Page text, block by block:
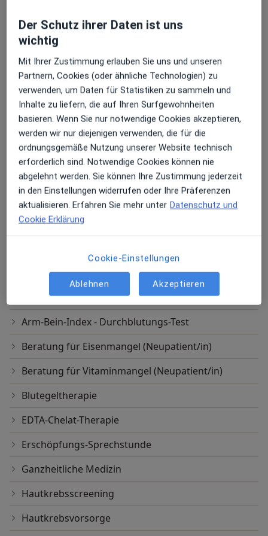
haben. Ich freue mich darauf, Sie persönlich
kennenzulernen und Ihnen auf Ihrem
Gesundheitsweg zu helfen.
Ihr Dr. med. Behnam Momeni
Neuraltherapie
Von-Werth-Str. 31, Köln
Mehr erfahren
Ganz Gesund Zentrum Dr. Momeni & Kollegen für
Allgemeinmedizin und Naturheilverfahren
Ozontherapie
Von-Werth-Str. 31, Köln
Mehr erfahren
Ganz Gesund Zentrum Dr. Momeni & Kollegen für
Allgemeinmedizin und Naturheilverfahren
Vitamininfusion
Von-Werth-Str. 31, Köln
Allgemeinmedizin und Naturheilverfahren
Andere Leistungen
Aderlass
Arm-Bein-Index - Durchblutungs-Test
Beratung für Eisenmangel (Neupatient/in)
Beratung für Vitaminmangel (Neupatient/in)
Blutegeltherapie
EDTA-Chelat-Therapie
Erschöpfungs-Sprechstunde
Ganzheitliche Medizin
Hautkrebsscreening
Hautkrebsvorsorge
Der Schutz ihrer Daten ist uns
wichtig
Mit Ihrer Zustimmung erlauben Sie uns und unseren
Partnern, Cookies (oder ähnliche Technologien) zu
verwenden, um Daten für Statistiken zu sammeln und
Inhalte zu liefern, die auf Ihren Surfgewohnheiten
basieren. Wenn Sie nur notwendige Cookies akzeptieren,
werden wir nur diejenigen verwenden, die für die
ordnungsgemäße Nutzung unserer Website technisch
erforderlich sind. Notwendige Cookies können nie
abgelehnt werden. Sie können Ihre Zustimmung jederzeit
in den Einstellungen widerrufen oder Ihre Präferenzen
aktualisieren. Erfahren Sie mehr unter Datenschutz und
Cookie Erklärung
Cookie-Einstellungen
Ablehnen Akzeptieren